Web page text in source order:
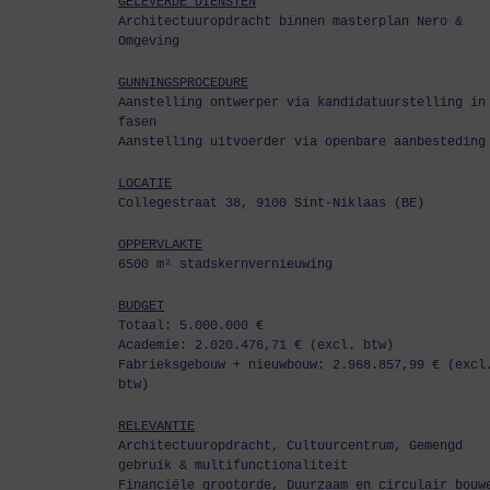
Architectuuropdracht binnen masterplan Nero &
Omgeving
GUNNINGSPROCEDURE
Aanstelling ontwerper via kandidatuurstelling in
fasen
Aanstelling uitvoerder via openbare aanbesteding
LOCATIE
Collegestraat 38, 9100 Sint-Niklaas (BE)
OPPERVLAKTE
6500 m² stadskernvernieuwing
BUDGET
Totaal: 5.000.000 €
Academie: 2.020.476,71 € (excl. btw)
Fabrieksgebouw + nieuwbouw: 2.968.857,99 € (excl.
btw)
RELEVANTIE
Architectuuropdracht, Cultuurcentrum, Gemengd
gebruik & multifunctionaliteit
Financiële grootorde, Duurzaam en circulair